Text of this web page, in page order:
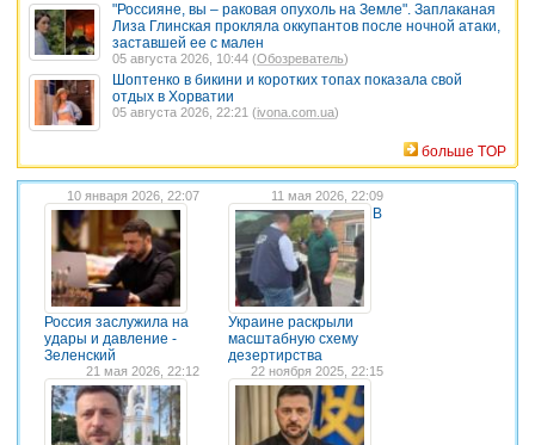
"Россияне, вы – раковая опухоль на Земле". Заплаканая
Лиза Глинская прокляла оккупантов после ночной атаки,
заставшей ее с мален
05 августа 2026, 10:44 (Обозреватель)
Шоптенко в бикини и коротких топах показала свой
отдых в Хорватии
05 августа 2026, 22:21 (ivona.com.ua)
больше TOP
10 января 2026, 22:07
Россия заслужила на
удары и давление -
Зеленский
11 мая 2026, 22:09
В
Украине раскрыли
масштабную схему
дезертирства
21 мая 2026, 22:12 22 ноября 2025, 22:15